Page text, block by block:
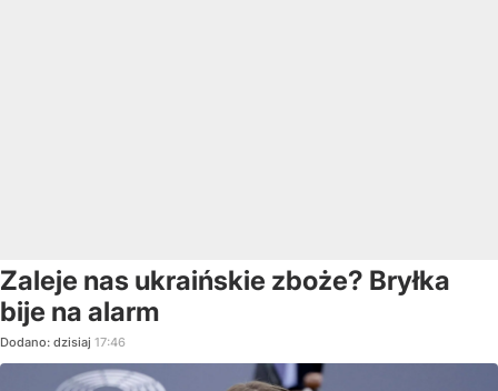
Zaleje nas ukraińskie zboże? Bryłka
bije na alarm
Dodano: dzisiaj 17:46